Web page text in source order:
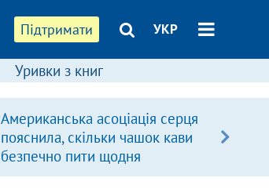
Підтримати УКР
Уривки з книг
Американська асоціація серця
пояснила, скільки чашок кави
безпечно пити щодня